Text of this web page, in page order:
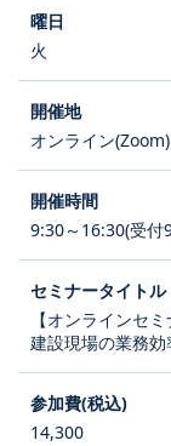
火
オンライン(Zoom)
9:30～16:30(受付
【オンラインセ
建設現場の業務
14,300